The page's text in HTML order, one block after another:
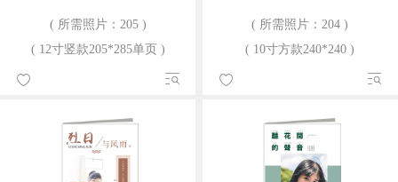
( 所需照片：205 )
( 12寸竖款205*285单页 )
( 所需照片：204 )
( 10寸方款240*240 )